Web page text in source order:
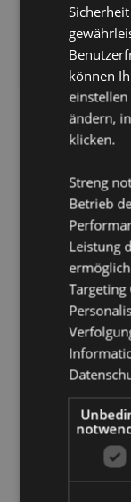
Armenien,
(Portugal),
Bosnien
Inseln
(Festland),
Ungarn,
Litauen,
(Portugal),
Monaco,
Portugal
(Italien),
Königreich
Usbekistan
Möchten
erfahren?
können
ändern,
klicken.
Streng
Betrieb
Leistung
Targeting